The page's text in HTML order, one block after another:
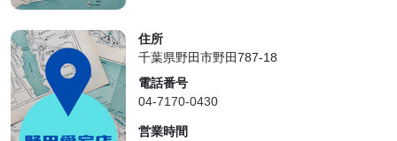
住所
千葉県野田市野田787-18
電話番号
04-7170-0430
営業時間